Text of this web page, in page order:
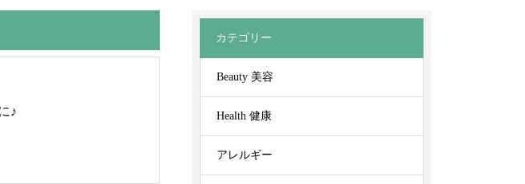
♪
カテゴリー
Beauty 美容
Health 健康
アレルギー